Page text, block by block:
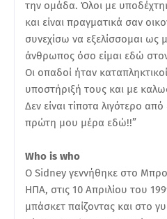
την ομάδα. Όλοι με
και είναι πραγματικά σαν
συνεχίσω να εξελίσσομαι ως
άνθρωπος όσο είμαι εδώ
Οι οπαδοί ήταν
υποστήριξή τους και με
Δεν είναι τίποτα λιγότερο
πρώτη μου μέρα εδώ!!”
Who is who
Ο Sidney γεννήθηκε στο
ΗΠΑ, στις 10 Απριλίου του
μπάσκετ παίζοντας και στο